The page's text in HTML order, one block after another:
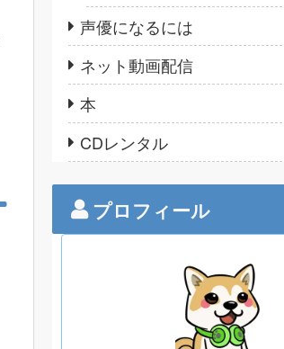
声優になるには
ネット動画配信
本
CDレンタル
プロフィール